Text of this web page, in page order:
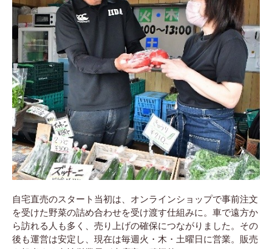
自宅直売のスタート当初は、オンラインショップで事前注文
を受けた野菜の詰め合わせを受け渡す仕組みに。車で遠方か
ら訪れる人も多く、売り上げの確保につながりました。その
後も運営は安定し、現在は毎週火・木・土曜日に営業。販売